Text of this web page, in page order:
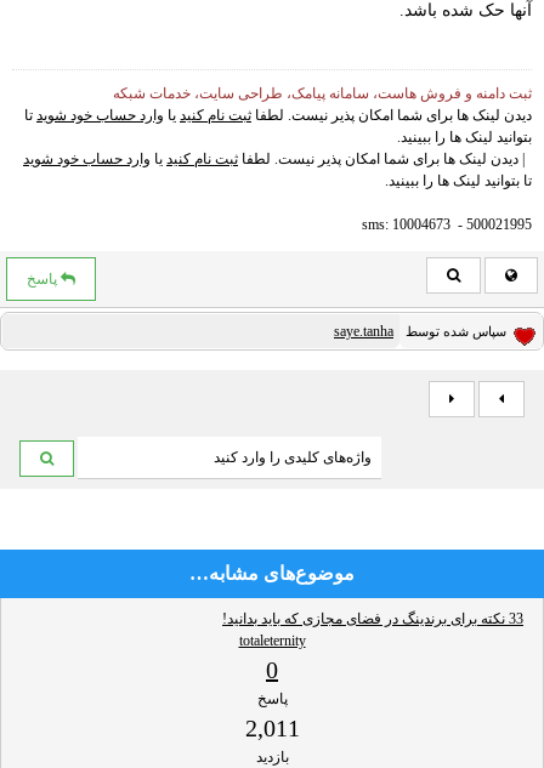
آنها حک شده باشد.
ثبت دامنه و فروش هاست، سامانه پیامک، طراحی سایت، خدمات شبکه
دیدن لینک ها برای شما امکان پذیر نیست. لطفا ثبت نام کنید یا وارد حساب خود شوید تا
بتوانید لینک ها را ببینید.
| دیدن لینک ها برای شما امکان پذیر نیست. لطفا ثبت نام کنید یا وارد حساب خود شوید
تا بتوانید لینک ها را ببینید.
sms: 10004673 - 500021995
پاسخ
سپاس شده توسط saye.tanha
موضوع‌های مشابه…
33 نکته برای برندینگ در فضای مجازی که باید بدانید!
totaleternity
0
پاسخ
2,011
بازدید